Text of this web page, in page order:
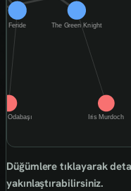
Düğümlere tıklayarak
yakınlaştırabilirsiniz.